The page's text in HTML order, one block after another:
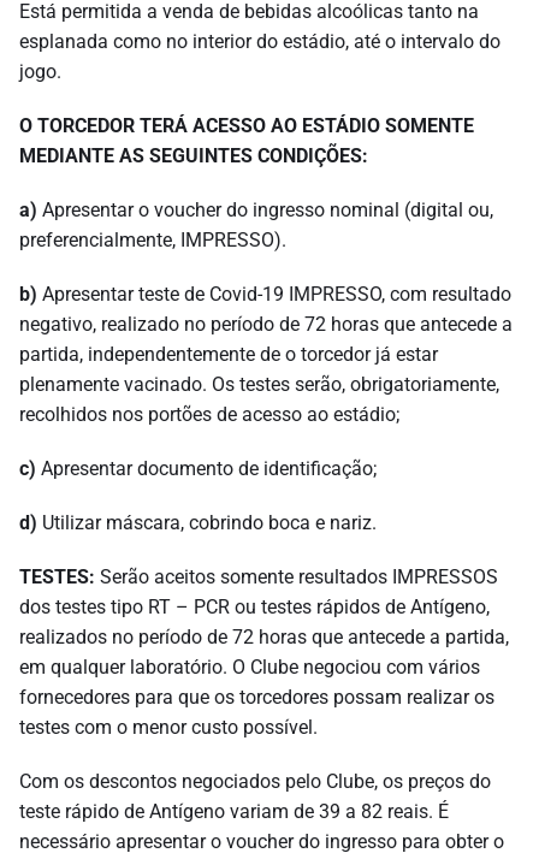
Está permitida a venda de bebidas alcoólicas tanto na
esplanada como no interior do estádio, até o intervalo do
jogo.
O TORCEDOR TERÁ ACESSO AO ESTÁDIO SOMENTE
MEDIANTE AS SEGUINTES CONDIÇÕES:
a) Apresentar o voucher do ingresso nominal (digital ou,
preferencialmente, IMPRESSO).
b) Apresentar teste de Covid-19 IMPRESSO, com resultado
negativo, realizado no período de 72 horas que antecede a
partida, independentemente de o torcedor já estar
plenamente vacinado. Os testes serão, obrigatoriamente,
recolhidos nos portões de acesso ao estádio;
c) Apresentar documento de identificação;
d) Utilizar máscara, cobrindo boca e nariz.
TESTES: Serão aceitos somente resultados IMPRESSOS
dos testes tipo RT – PCR ou testes rápidos de Antígeno,
realizados no período de 72 horas que antecede a partida,
em qualquer laboratório. O Clube negociou com vários
fornecedores para que os torcedores possam realizar os
testes com o menor custo possível.
Com os descontos negociados pelo Clube, os preços do
teste rápido de Antígeno variam de 39 a 82 reais. É
necessário apresentar o voucher do ingresso para obter o